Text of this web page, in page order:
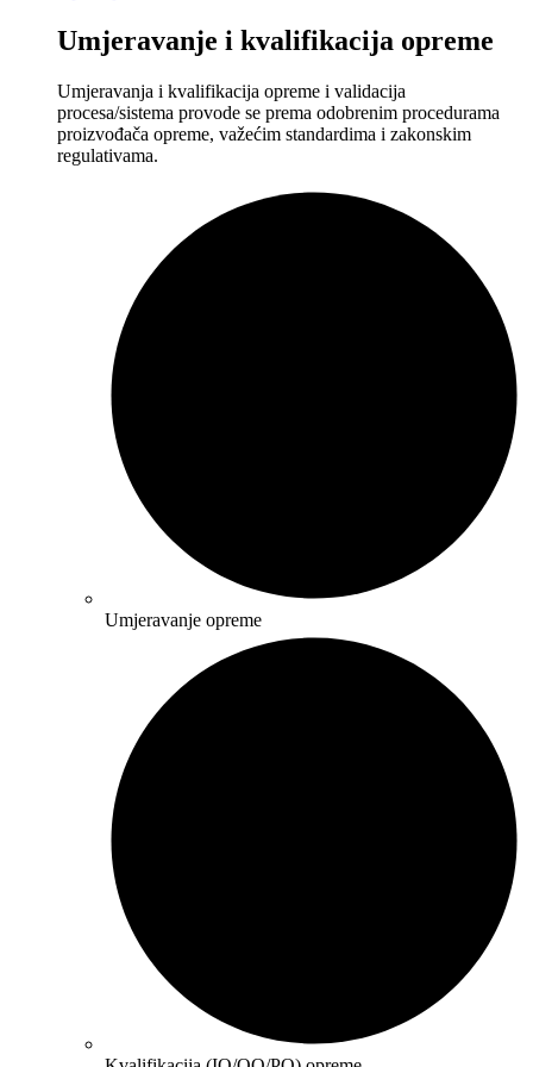
Umjeravanje i kvalifikacija opreme
Umjeravanja i kvalifikacija opreme i validacija
procesa/sistema provode se prema odobrenim procedurama
proizvođača opreme, važećim standardima i zakonskim
regulativama.
Umjeravanje opreme